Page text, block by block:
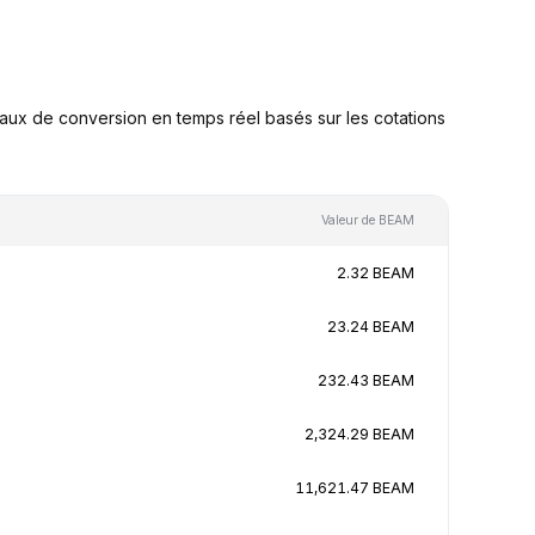
de conversion en temps réel basés sur les cotations
Valeur de BEAM
2.32 BEAM
23.24 BEAM
232.43 BEAM
2,324.29 BEAM
11,621.47 BEAM